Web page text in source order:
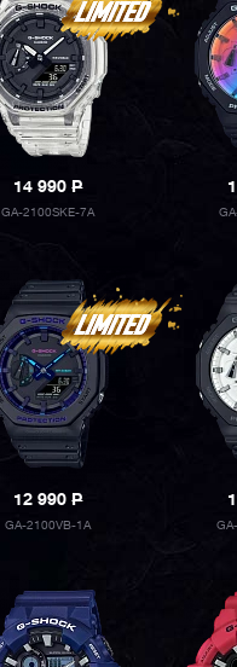
14 990P
GA-2100SKE-7A
12 990P
GA-2100VB-1A